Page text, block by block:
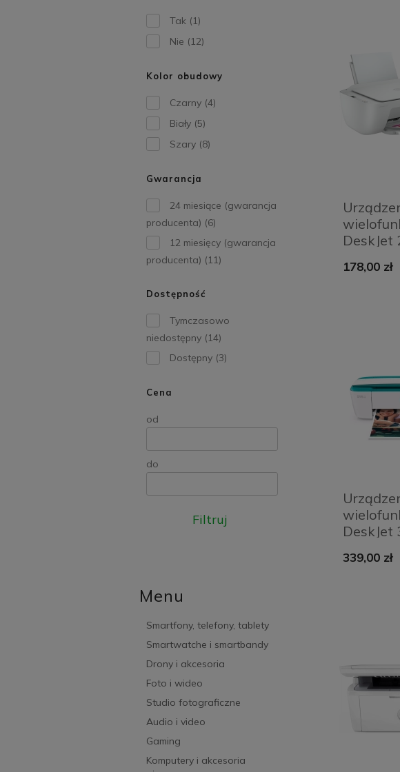
Tak (1)
Nie (12)
Kolor obudowy
Czarny (4)
Biały (5)
Szary (8)
Gwarancja
24 miesiące (gwarancja
producenta) (6)
12 miesięcy (gwarancja
producenta) (11)
Dostępność
Tymczasowo
niedostępny (14)
Dostępny (3)
Cena
od
do
Filtruj
Menu
Smartfony, telefony, tablety
Smartwatche i smartbandy
Drony i akcesoria
Foto i wideo
Studio fotograficzne
Audio i video
Gaming
Komputery i akcesoria
DeskJet
178,00 zł
DeskJet
339,00 zł